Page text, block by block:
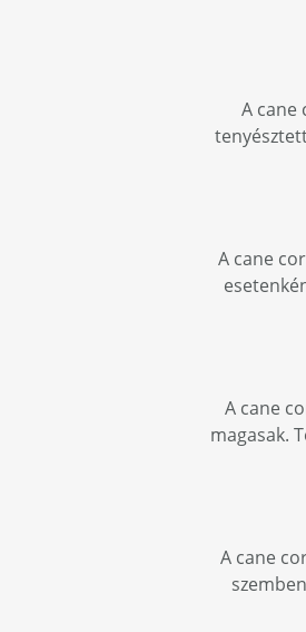
A cane
A cane
A cane
magasak.
A cane